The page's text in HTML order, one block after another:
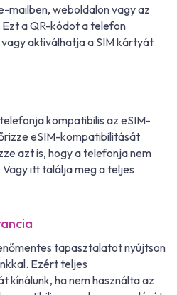
mailben, weboldalon vagy az
a QR-kódot a telefon
aktiválhatja a SIM kártyát
kompatibilis az eSIM-
eSIM-kompatibilitását
azt is, hogy a telefonja nem
itt találja meg a teljes
tapasztalatot nyújtson
Ezért teljes
kínálunk, ha nem használta az